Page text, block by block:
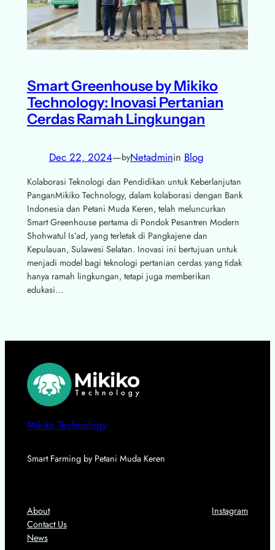
Smart Greenhouse by Mikiko
Technology: Inovasi Pertanian
Cerdas Ramah Lingkungan
Dec 22, 2024—byNetadminin Blog
Kolaborasi Teknologi dan Pendidikan untuk Keberlanjutan
PanganMikiko Technology, dalam kolaborasi dengan Bank
Indonesia dan Petani Muda Keren, telah meluncurkan
Smart Greenhouse pertama di Pondok Pesantren Modern
Shohwatul Is’ad, yang terletak di Pangkajene dan
Kepulauan, Sulawesi Selatan. Inovasi ini bertujuan untuk
menjadi model bagi teknologi pertanian cerdas yang tidak
hanya ramah lingkungan, tetapi juga memberikan
edukasi…
Mikiko Technology
Smart Farming by Petani Muda Keren
About
Contact Us
News
Instagram